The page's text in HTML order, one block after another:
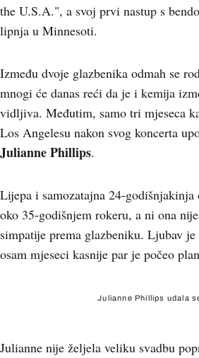
the U.S.A.", a svoj prvi nastup s
lipnja u Minnesoti.
Između dvoje glazbenika odmah se
mnogi će danas reći da je i kemija
vidljiva. Međutim, samo tri mjeseca
Los Angelesu nakon svog koncerta
Julianne Phillips.
Lijepa i samozatajna 24-godišnjakinja
oko 35-godišnjem rokeru, a ni ona
simpatije prema glazbeniku. Ljubav
osam mjeseci kasnije par je počeo
Julianne Phillips udala
Julianne nije željela veliku svadbu